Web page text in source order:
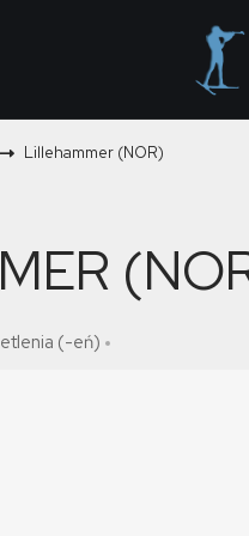
Lillehammer (NOR)
(-eń)